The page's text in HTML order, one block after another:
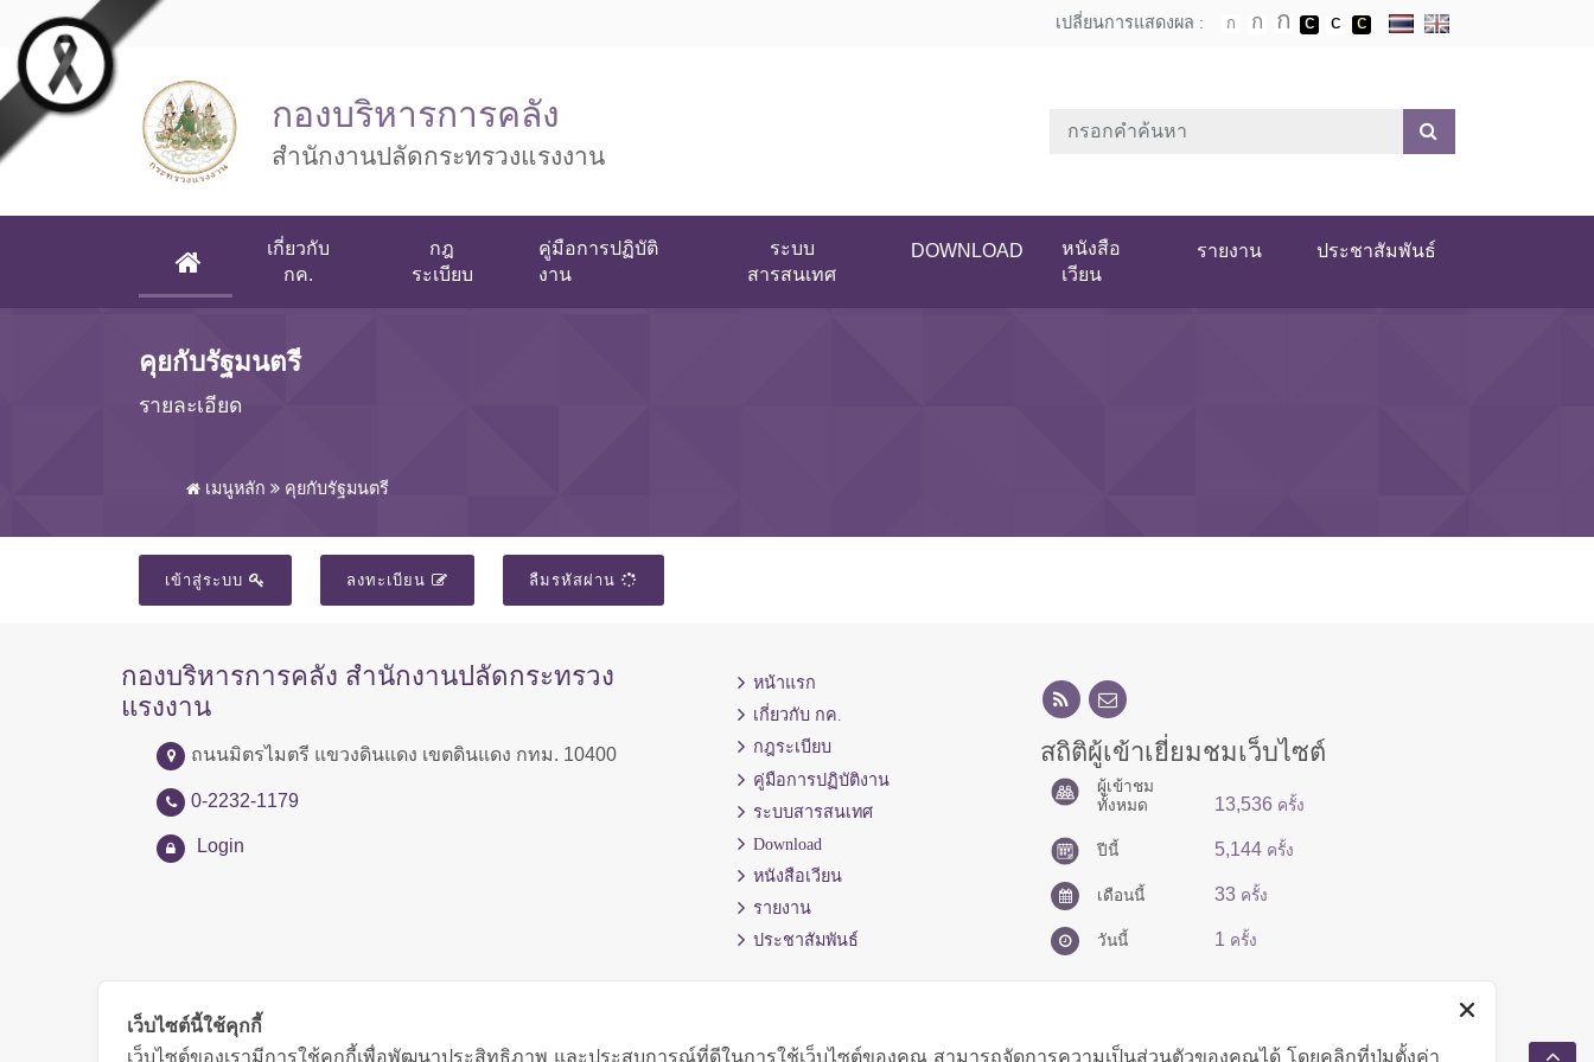
Skip to main content
เปลี่ยนการแสดงผล :
กองบริหารการคลัง
สำนักงานปลัดกระทรวงแรงงาน
(CURRENT)
เกี่ยวกับ
กค.
กฎ
ระเบียบ
คู่มือการปฏิบัติ
งาน
ระบบ
สารสนเทศ
DOWNLOAD
หนังสือ
เวียน
รายงาน ประชาสัมพันธ์
คุยกับรัฐมนตรี
รายละเอียด
เมนูหลัก คุยกับรัฐมนตรี
เข้าสู่ระบบ ลงทะเบียน ลืมรหัสผ่าน
กองบริหารการคลัง สำนักงานปลัดกระทรวง
แรงงาน
ถนนมิตรไมตรี แขวงดินแดง เขตดินแดง กทม. 10400
0-2232-1179
Login
หน้าแรก
เกี่ยวกับ กค.
กฎระเบียบ
คู่มือการปฏิบัติงาน
ระบบสารสนเทศ
Download
หนังสือเวียน
รายงาน
ประชาสัมพันธ์
สถิติผู้เข้าเยี่ยมชมเว็บไซต์
ผู้เข้าชม
ทั้งหมด
13,536 ครั้ง
ปีนี้ 5,144 ครั้ง
เดือนนี้ 33 ครั้ง
วันนี้ 1 ครั้ง
เว็บไซต์นี้ใช้คุกกี้
เว็บไซต์ของเรามีการใช้คุกกี้เพื่อพัฒนาประสิทธิภาพ และประสบการณ์ที่ดีในการใช้เว็บไซต์ของคุณ สามารถจัดการความเป็นส่วนตัวของคุณได้ โดยคลิกที่ปุ่มตั้งค่า